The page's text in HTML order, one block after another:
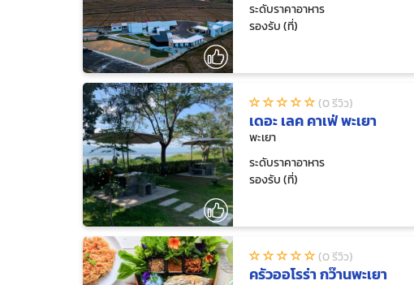
ระดับราคาอาหาร
รองรับ (ที่)
(0 รีวิว)
เดอะ เลค คาเฟ่ พะเยา
พะเยา
ระดับราคาอาหาร
รองรับ (ที่)
(0 รีวิว)
ครัวออโรร่า กว๊านพะเยา